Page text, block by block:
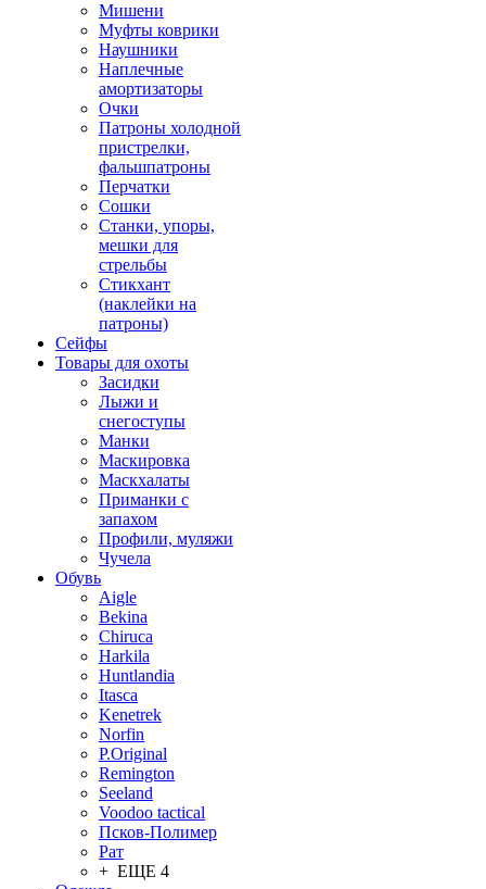
Мишени
Муфты коврики
Наушники
Наплечные
амортизаторы
Очки
Патроны холодной
пристрелки,
фальшпатроны
Перчатки
Сошки
Станки, упоры,
мешки для
стрельбы
Стикхант
(наклейки на
патроны)
Сейфы
Товары для охоты
Засидки
Лыжи и
снегоступы
Манки
Маскировка
Маскхалаты
Приманки с
запахом
Профили, муляжи
Чучела
Обувь
Aigle
Bekina
Chiruсa
Harkila
Huntlandia
Itasca
Kenetrek
Norfin
P.Original
Remington
Seeland
Voodoo tactical
Псков-Полимер
Рат
+ ЕЩЕ 4